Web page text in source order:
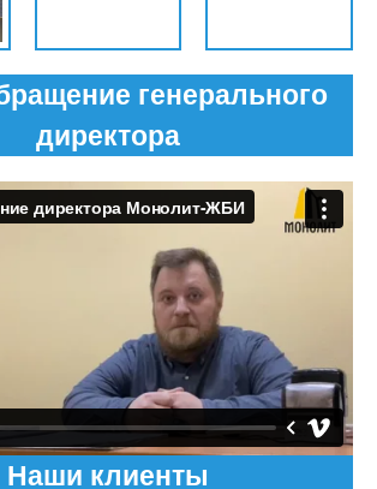
генерального
директора
Наши клиенты